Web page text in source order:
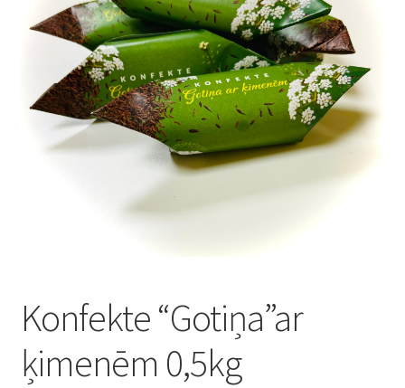
Konditoreja
Konfekte “Gotiņa”ar
ķimenēm 0,5kg